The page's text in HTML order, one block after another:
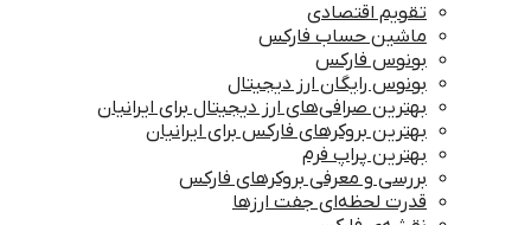
تقویم اقتصادی
ماشین حساب فارکس
بونوس فارکس
بونوس رایگان ارز دیجیتال
بهترین صرافی‌های ارز دیجیتال برای ایرانیان
بهترین بروکرهای فارکس برای ایرانیان
بهترین پراپ‌ فرم
بررسی و معرفی بروکرهای فارکس
قدرت لحظه‌ای جفت ارزها